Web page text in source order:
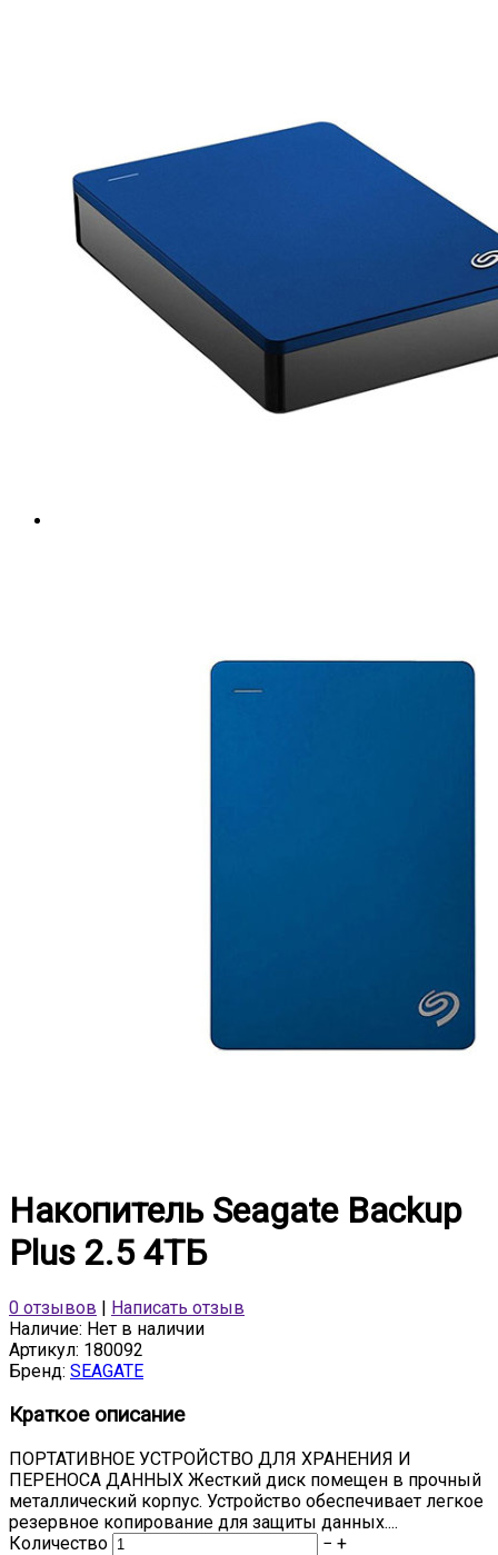
Накопитель Seagate Backup
Plus 2.5 4ТБ
0 отзывов
Написать отзыв
Наличие: Нет в наличии
Артикул: 180092
Бренд: SEAGATE
Краткое описание
ПОРТАТИВНОЕ УСТРОЙСТВО ДЛЯ ХРАНЕНИЯ И
ПЕРЕНОСА ДАННЫХ Жесткий диск помещен в прочный
металлический корпус. Устройство обеспечивает легкое
резервное копирование для защиты данных....
Количество
− +